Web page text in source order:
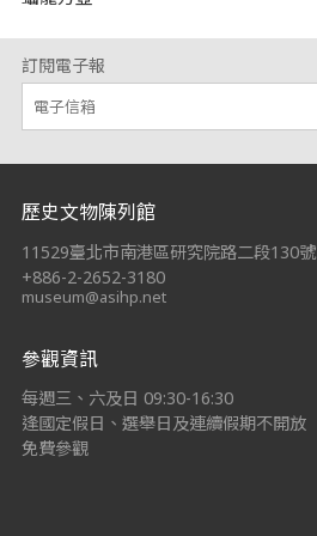
訂閱電子報
:::
歷史文物陳列館
11529臺北市南港區研究院路二段130號
+886-2-2652-3180
museum@asihp.net
參觀資訊
每週三、六及日 09:30-16:30
逢國定假日、選舉日及連續假期不開放
免費參觀